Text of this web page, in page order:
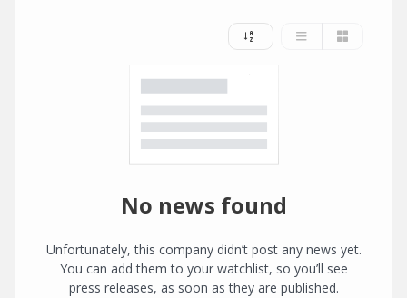
No news found
Unfortunately, this company didn’t post any news yet.
You can add them to your watchlist, so you’ll see
press releases, as soon as they are published.